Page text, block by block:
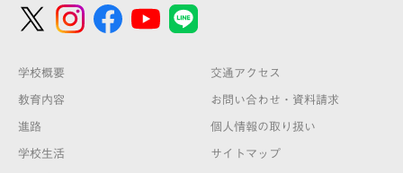
学校概要
教育内容
進路
学校生活
交通アクセス
お問い合わせ・資料請求
個人情報の取り扱い
サイトマップ